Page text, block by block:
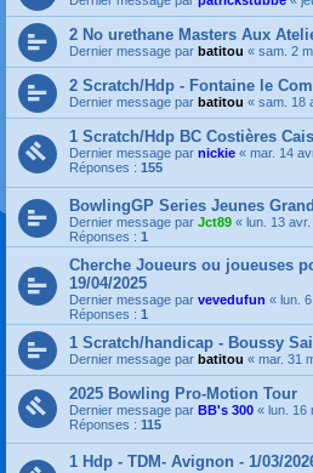
2 No urethane Masters Aux
Dernier message par batitou « sam. 2
2 Scratch/Hdp - Fontaine le
Dernier message par batitou « sam. 18
1 Scratch/Hdp BC Costières
Dernier message par nickie « mar. 14
Réponses : 155
BowlingGP Series Jeunes
Dernier message par Jct89 « lun. 13 avr.
Réponses : 1
Cherche Joueurs ou joueuses
19/04/2025
Dernier message par vevedufun « lun.
Réponses : 1
1 Scratch/handicap - Boussy
Dernier message par batitou « mar. 31
2025 Bowling Pro-Motion Tour
Dernier message par BB's 300 « lun. 16
Réponses : 115
1 Hdp - TDM- Avignon - 1/03/